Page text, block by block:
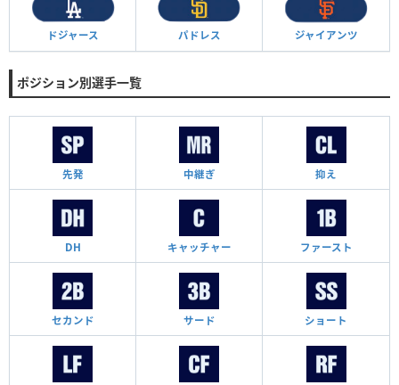
ドジャース パドレス ジャイアンツ
ポジション別選手一覧
先発 中継ぎ 抑え
DH キャッチャー ファースト
セカンド サード ショート